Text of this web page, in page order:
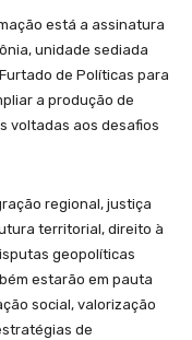
está a assinatura
unidade sediada
de Políticas para
a produção de
voltadas aos desafios
regional, justiça
territorial, direito à
geopolíticas
estarão em pauta
social, valorização
de